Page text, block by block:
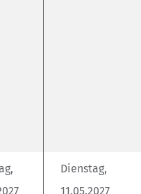
Dienstag,
11.05.2027